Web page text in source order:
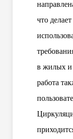
что
в жилых и
работа